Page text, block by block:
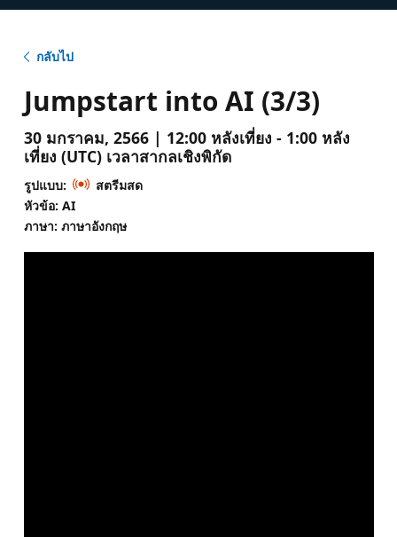
กลับไป
Jumpstart into AI (3/3)
30 มกราคม, 2566 | 12:00 หลังเที่ยง - 1:00 หลัง
เที่ยง (UTC) เวลาสากลเชิงพิกัด
รูปแบบ:
สตรีมสด
หัวข้อ: AI
ภาษา: ภาษาอังกฤษ